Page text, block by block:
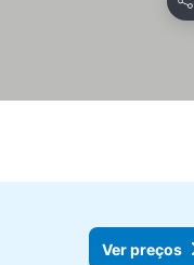
Ver preços